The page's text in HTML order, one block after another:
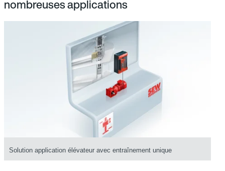
nombreuses applications
Solution application élévateur avec entraînement unique